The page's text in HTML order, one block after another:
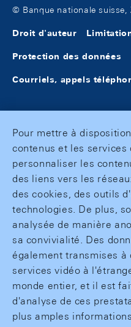
© Banque nationale suisse,
Droit d'auteur
Protection des données
Courriels, appels
Pour mettre à
contenus et les services
personnaliser les
des liens vers les
des cookies, des outils
technologies. De plus,
analysée de manière
sa convivialité. Des
également transmises à
services vidéo à
monde entier, et il est
d'analyse de ces
plus amples